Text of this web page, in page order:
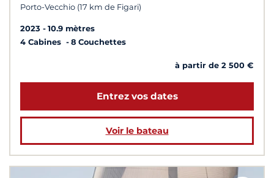
Porto-Vecchio (17 km de Figari)
2023
10.9 mètres
4 Cabines
8 Couchettes
à partir de 2 500 €
Entrez vos dates
Voir le bateau